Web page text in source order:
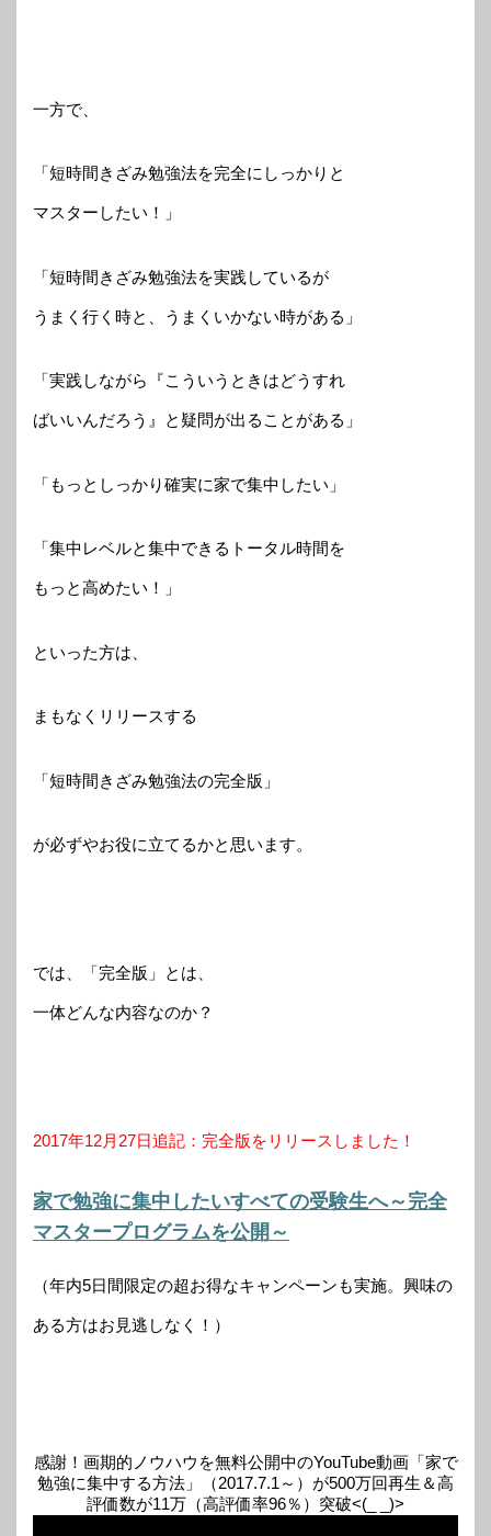
一方で、
「短時間きざみ勉強法を完全にしっかりと
マスターしたい！」
「短時間きざみ勉強法を実践しているが
うまく行く時と、うまくいかない時がある」
「実践しながら『こういうときはどうすれ
ばいいんだろう』と疑問が出ることがある」
「もっとしっかり確実に家で集中したい」
「集中レベルと集中できるトータル時間を
もっと高めたい！」
といった方は、
まもなくリリースする
「短時間きざみ勉強法の完全版」
が必ずやお役に立てるかと思います。
では、「完全版」とは、
一体どんな内容なのか？
2017年12月27日追記：完全版をリリースしました！
家で勉強に集中したいすべての受験生へ～完全
マスタープログラムを公開～
（年内5日間限定の超お得なキャンペーンも実施。興味の
ある方はお見逃しなく！）
感謝！画期的ノウハウを無料公開中のYouTube動画「家で
勉強に集中する方法」（2017.7.1～）が500万回再生＆高
評価数が11万（高評価率96％）突破<(_ _)>